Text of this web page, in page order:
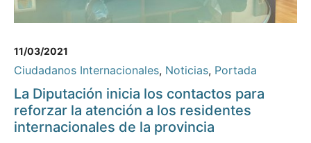
11/03/2021
Ciudadanos Internacionales, Noticias, Portada
La Diputación inicia los contactos para
reforzar la atención a los residentes
internacionales de la provincia